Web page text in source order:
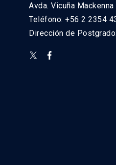
Avda. Vicuña
Teléfono: +56 2 2354
Dirección de